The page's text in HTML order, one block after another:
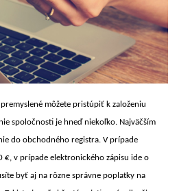
môžete pristúpiť k založeniu
spoločnosti je hneď niekoľko. Najväčším
do obchodného registra. V prípade
€, v prípade elektronického zápisu ide o
byť aj na rôzne správne poplatky na